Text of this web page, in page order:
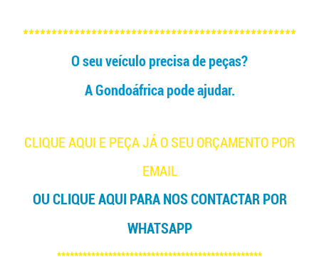
************************************************
O seu veículo precisa de peças?
A Gondoáfrica pode ajudar.
CLIQUE AQUI E PEÇA JÁ O SEU ORÇAMENTO POR
EMAIL
OU CLIQUE AQUI PARA NOS CONTACTAR POR
WHATSAPP
************************************************